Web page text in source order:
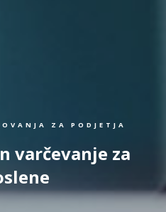
ZA PODJETJA
varčevanje za